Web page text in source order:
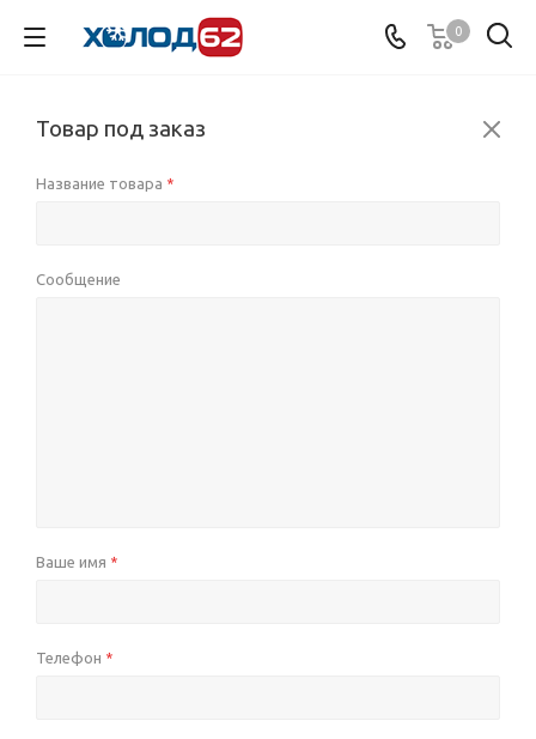
0
Товар под заказ
Название товара *
Сообщение
Ваше имя *
Телефон *